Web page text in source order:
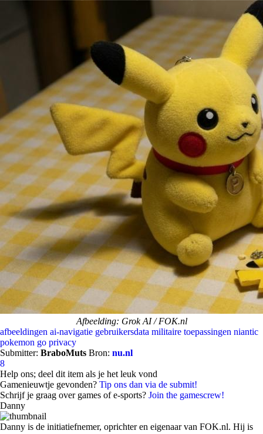
Afbeelding: Grok AI / FOK.nl
afbeeldingen ai-navigatie gebruikersdata militaire toepassingen niantic
pokemon go privacy
Submitter: BraboMuts Bron: nu.nl
8
Help ons; deel dit item als je het leuk vond
Gamenieuwtje gevonden? Tip ons dan via de submit!
Schrijf je graag over games of e-sports? Join the gamescrew!
Danny
Danny is de initiatiefnemer, oprichter en eigenaar van FOK.nl. Hij is